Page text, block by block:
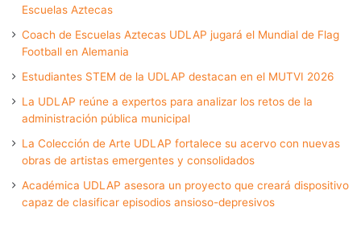
Escuelas Aztecas
Coach de Escuelas Aztecas UDLAP jugará el Mundial de Flag
Football en Alemania
Estudiantes STEM de la UDLAP destacan en el MUTVI 2026
La UDLAP reúne a expertos para analizar los retos de la
administración pública municipal
La Colección de Arte UDLAP fortalece su acervo con nuevas
obras de artistas emergentes y consolidados
Académica UDLAP asesora un proyecto que creará dispositivo
capaz de clasificar episodios ansioso-depresivos